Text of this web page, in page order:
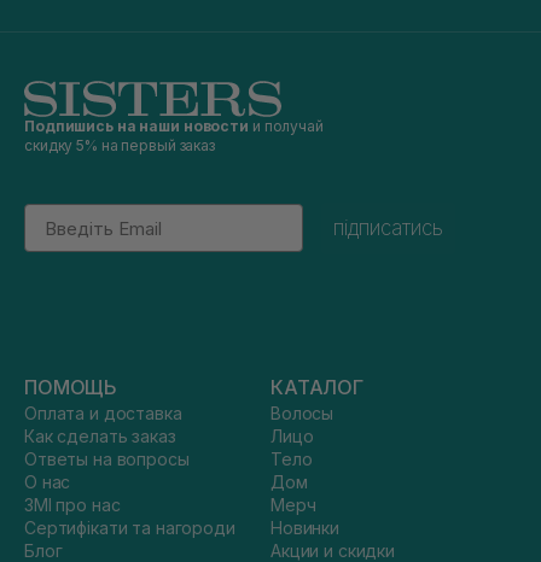
Подпишись на наши новости и получай
скидку 5% на первый заказ
Email
підписатись
ПОМОЩЬ
Оплата и доставка
Как сделать заказ
Ответы на вопросы
О нас
ЗМІ про нас
Сертифікати та нагороди
Блог
КАТАЛОГ
Волосы
Лицо
Тело
Дом
Мерч
Новинки
Акции и скидки